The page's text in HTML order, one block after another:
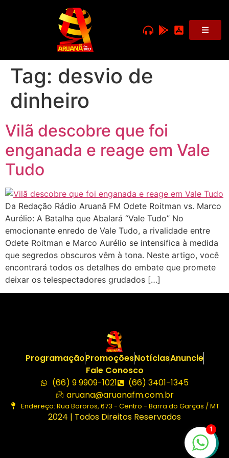
Tag: desvio de
dinheiro
Vilã descobre que foi
enganada e reage em Vale
Tudo
Da Redação Rádio Aruanã FM Odete Roitman vs. Marco
Aurélio: A Batalha que Abalará “Vale Tudo” No
emocionante enredo de Vale Tudo, a rivalidade entre
Odete Roitman e Marco Aurélio se intensifica à medida
que segredos obscuros vêm à tona. Neste artigo, você
encontrará todos os detalhes do embate que promete
deixar os telespectadores grudados […]
ProgramaçãoPromoçõesNotíciasAnuncie
Fale Conosco
(66) 9 9909-1021
(66) 3401-1345
aruana@aruanafm.com.br
Endereço: Rua Bororos, 673 - Centro - Barra do Garças / MT
2024 | Todos Direitos Reservados
1